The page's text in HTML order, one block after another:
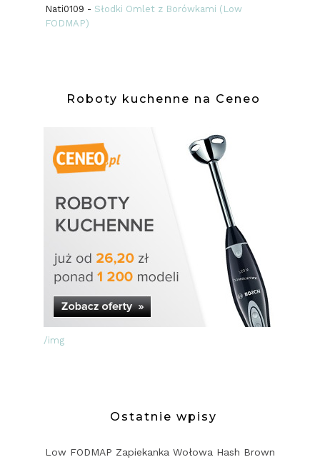
Nati0109 - Słodki Omlet z Borówkami (Low
FODMAP)
Roboty kuchenne na Ceneo
/img
Ostatnie wpisy
Low FODMAP Zapiekanka Wołowa Hash Brown